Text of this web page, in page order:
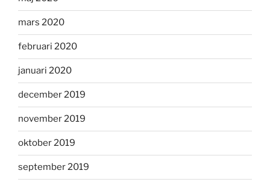
mars 2020
februari 2020
januari 2020
december 2019
november 2019
oktober 2019
september 2019